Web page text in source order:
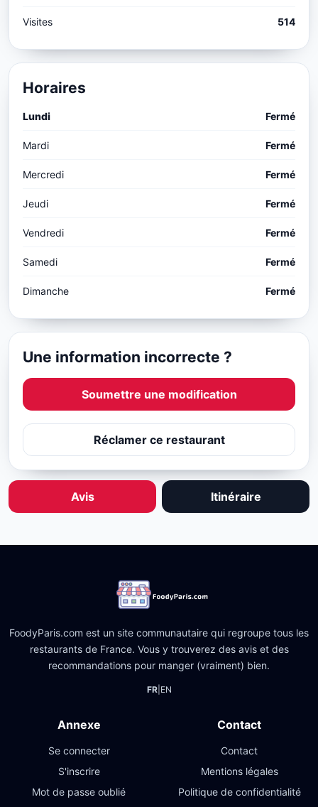
Visites 514
Horaires
Lundi Fermé
Mardi Fermé
Mercredi Fermé
Jeudi Fermé
Vendredi Fermé
Samedi Fermé
Dimanche Fermé
Une information incorrecte ?
Soumettre une modification
Réclamer ce restaurant
Avis Itinéraire
FoodyParis.com est un site communautaire qui regroupe tous les
restaurants de France. Vous y trouverez des avis et des
recommandations pour manger (vraiment) bien.
FR| EN
Annexe
Se connecter
S'inscrire
Mot de passe oublié
Contact
Contact
Mentions légales
Politique de confidentialité